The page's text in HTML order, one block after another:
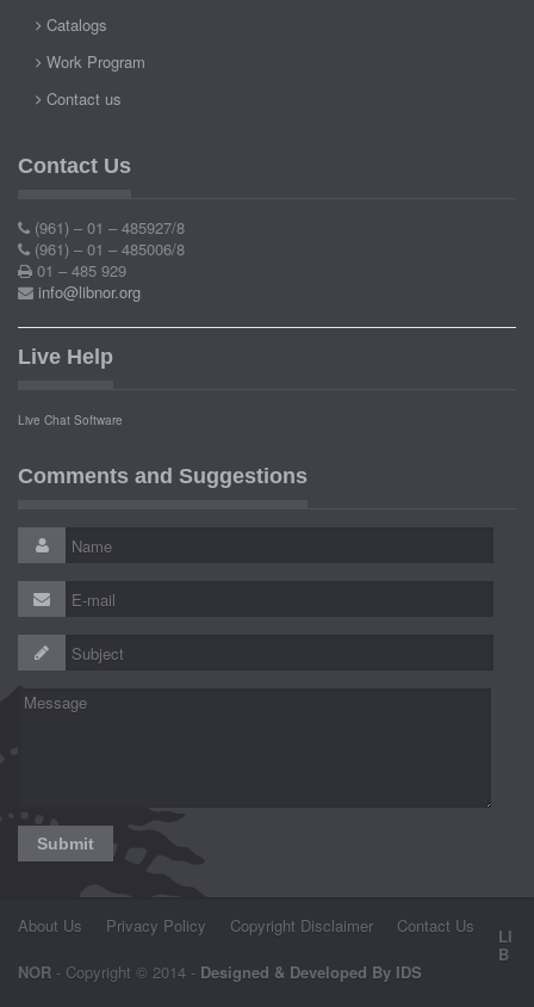
Catalogs
Work Program
Contact us
Contact Us
(961) – 01 – 485927/8
(961) – 01 – 485006/8
01 – 485 929
info@libnor.org
Live Help
Live Chat Software
Comments and Suggestions
About Us Privacy Policy Copyright Disclaimer Contact Us LI
B
NOR - Copyright © 2014 - Designed & Developed By IDS